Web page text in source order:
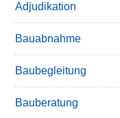
Adjudikation
Bauabnahme
Baubegleitung
Bauberatung